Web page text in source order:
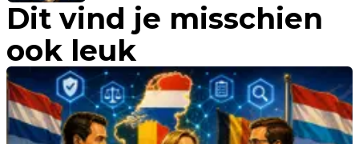
op zich wachten
Dit vind je misschien
ook leuk